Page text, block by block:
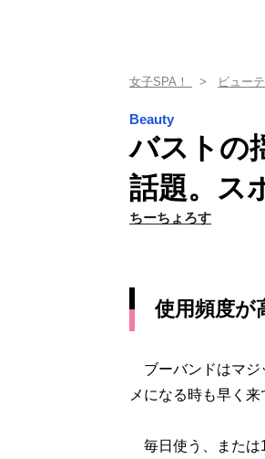
女子SPA！ ビュー
Beauty
バストの
話題。ス
ちーちょろす
使用頻度が
ブーバンドはマジ
メになる時も早く来
毎日使う、または